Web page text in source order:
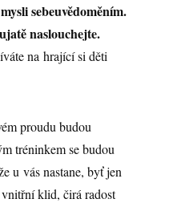
sebeuvědoměním.
naslouchejte.
na hrající si děti
proudu budou
tréninkem se budou
u vás nastane, byť jen
klid, čirá radost